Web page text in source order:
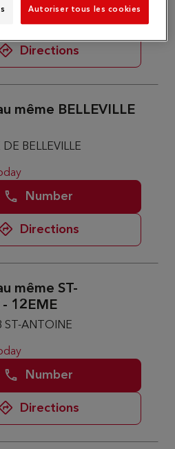
Directions
même BELLEVILLE
BELLEVILLE
Number
Directions
même ST-
12EME
ST-ANTOINE
Number
Directions
Autoriser tous les cookies